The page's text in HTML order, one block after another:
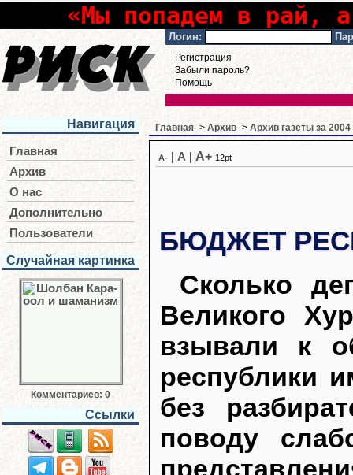
«Мы попадем в рай,
Логин:
Регистрация
Забыли пароль?
Помощь
Навигация
Главная
Архив
О нас
Дополнительно
Пользователи
Случайная картинка
Комментариев: 0
Ссылки
Главная -> Архив -> Архив газеты за 2004
A- A A+ 12pt
БЮДЖЕТ
Сколько
Великого
взывали к
республики
без
поводу